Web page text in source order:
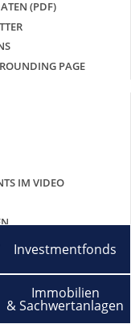
(PDF)
PAGE
IM VIDEO
Investmentfonds
Immobilien
& Sachwertanlagen